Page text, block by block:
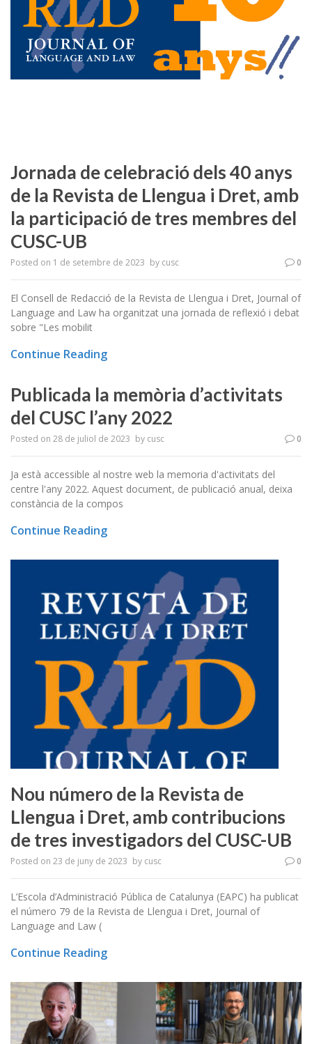
Jornada de celebració dels 40 anys
de la Revista de Llengua i Dret, amb
la participació de tres membres del
CUSC-UB
Posted on 1 de setembre de 2023 by cusc 0
El Consell de Redacció de la Revista de Llengua i Dret, Journal of
Language and Law ha organitzat una jornada de reflexió i debat
sobre "Les mobilit
Continue Reading
Publicada la memòria d’activitats
del CUSC l’any 2022
Posted on 28 de juliol de 2023 by cusc 0
Ja està accessible al nostre web la memoria d'activitats del
centre l'any 2022. Aquest document, de publicació anual, deixa
constància de la compos
Continue Reading
Nou número de la Revista de
Llengua i Dret, amb contribucions
de tres investigadors del CUSC-UB
Posted on 23 de juny de 2023 by cusc 0
L’Escola d’Administració Pública de Catalunya (EAPC) ha publicat
el número 79 de la Revista de Llengua i Dret, Journal of
Language and Law (
Continue Reading